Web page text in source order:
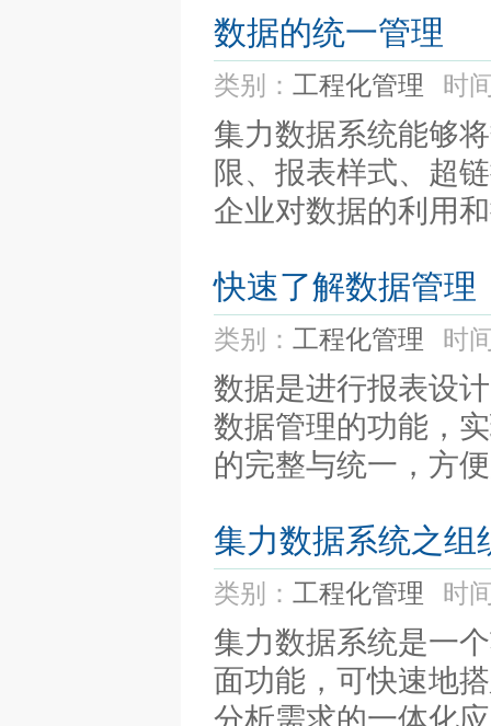
数据的统一管理
类别： 工程化管理 时
集力数据系统能够
限、报表样式、超
企业对数据的利用
快速了解数据管理
类别： 工程化管理 时
数据是进行报表设
数据管理的功能，
的完整与统一，方
集力数据系统之组
类别： 工程化管理 时
集力数据系统是一
面功能，可快速地
分析需求的一体化